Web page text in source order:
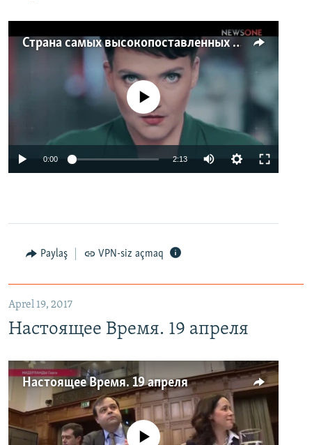
Страна самых высокопоставленных телеведущих. Почему политики захватили телеэфир Украины
No media source currently available
0:00 2:13
Paylaş VPN-siz açmaq
Aprel 19, 2017
Настоящее Время. 19 апреля
Настоящее Время. 19 апреля
No media source currently available